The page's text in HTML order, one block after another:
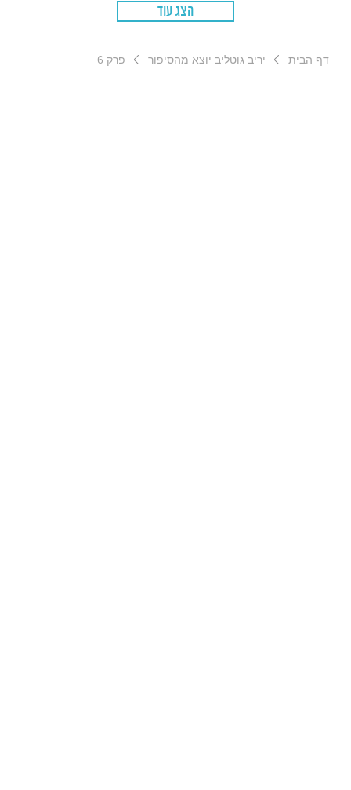
הצג עוד
דף הבית יריב גוטליב יוצא מהסיפור פרק 6